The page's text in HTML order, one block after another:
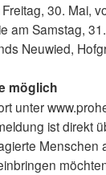
30. Mai,
am Samstag,
Neuwied,
möglich
unter
ist direkt